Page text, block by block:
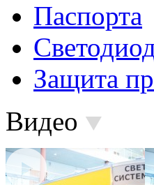
Паспорта
Защита
Видео